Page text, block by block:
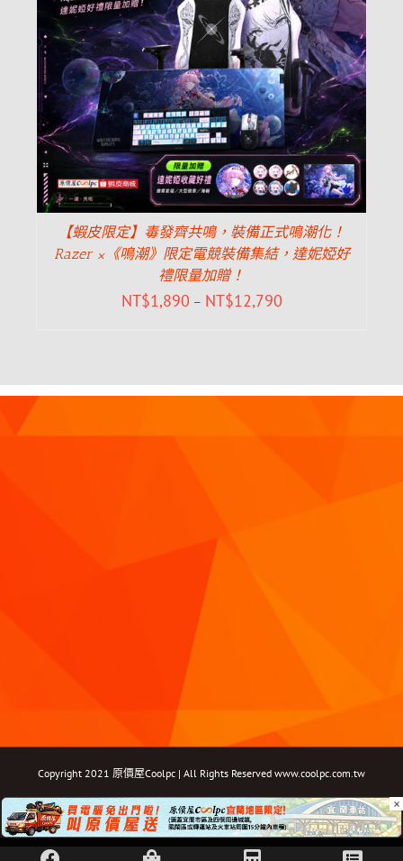
【蝦皮限定】毒發齊共鳴，裝備正式鳴潮化！
Razer ×《鳴潮》限定電競裝備集結，達妮婭好
禮限量加贈！
NT$1,890 – NT$12,790
Copyright 2021 原價屋Coolpc | All Rights Reserved www.coolpc.com.tw
FacebookInstagramYouTubeTwitterEmail: ×